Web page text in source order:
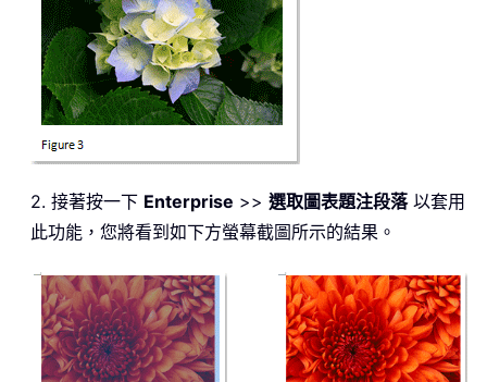
2. 接著按一下 Enterprise >> 選取圖表題注段落以套用
此功能，您將看到如下方螢幕截圖所示的結果。